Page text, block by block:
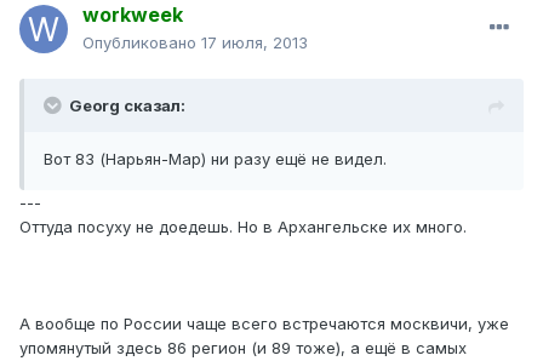
workweek
Опубликовано 17 июля, 2013
Georg сказал:
Вот 83 (Нарьян-Мар) ни разу ещё не видел.
---
Оттуда посуху не доедешь. Но в Архангельске их много.
А вообще по России чаще всего встречаются москвичи, уже
упомянутый здесь 86 регион (и 89 тоже), а ещё в самых